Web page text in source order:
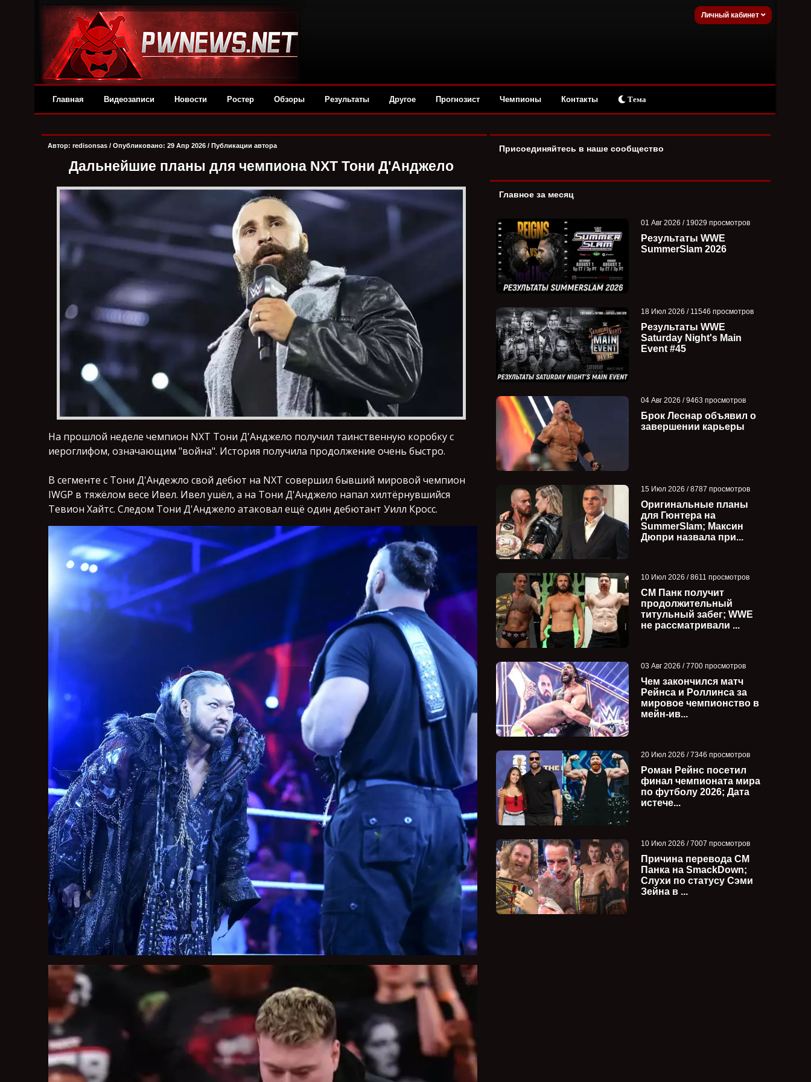
Личный кабинет
Главная Видеозаписи Новости Ростер Обзоры Результаты Другое Прогнозист Чемпионы Контакты Тема
Автор: redisonsas / Опубликовано: 29 Апр 2026 / Публикации автора
Дальнейшие планы для чемпиона NXT Тони Д'Анджело
На прошлой неделе чемпион NXT Тони Д'Анджело получил таинственную коробку с
иероглифом, означающим "война". История получила продолжение очень быстро.
В сегменте с Тони Д'Андежло свой дебют на NXT совершил бывший мировой чемпион
IWGP в тяжёлом весе Ивел. Ивел ушёл, а на Тони Д'Анджело напал хилтёрнувшийся
Тевион Хайтс. Следом Тони Д'Анджело атаковал ещё один дебютант Уилл Кросс.
Присоединяйтесь в наше сообщество
Главное за месяц
01 Авг 2026 / 19029 просмотров
Результаты WWE
SummerSlam 2026
18 Июл 2026 / 11546 просмотров
Результаты WWE
Saturday Night's Main
Event #45
04 Авг 2026 / 9463 просмотров
Брок Леснар объявил о
завершении карьеры
15 Июл 2026 / 8787 просмотров
Оригинальные планы
для Гюнтера на
SummerSlam; Максин
Дюпри назвала при...
10 Июл 2026 / 8611 просмотров
СМ Панк получит
продолжительный
титульный забег; WWE
не рассматривали ...
03 Авг 2026 / 7700 просмотров
Чем закончился матч
Рейнса и Роллинса за
мировое чемпионство в
мейн-ив...
20 Июл 2026 / 7346 просмотров
Роман Рейнс посетил
финал чемпионата мира
по футболу 2026; Дата
истече...
10 Июл 2026 / 7007 просмотров
Причина перевода СМ
Панка на SmackDown;
Слухи по статусу Сэми
Зейна в ...